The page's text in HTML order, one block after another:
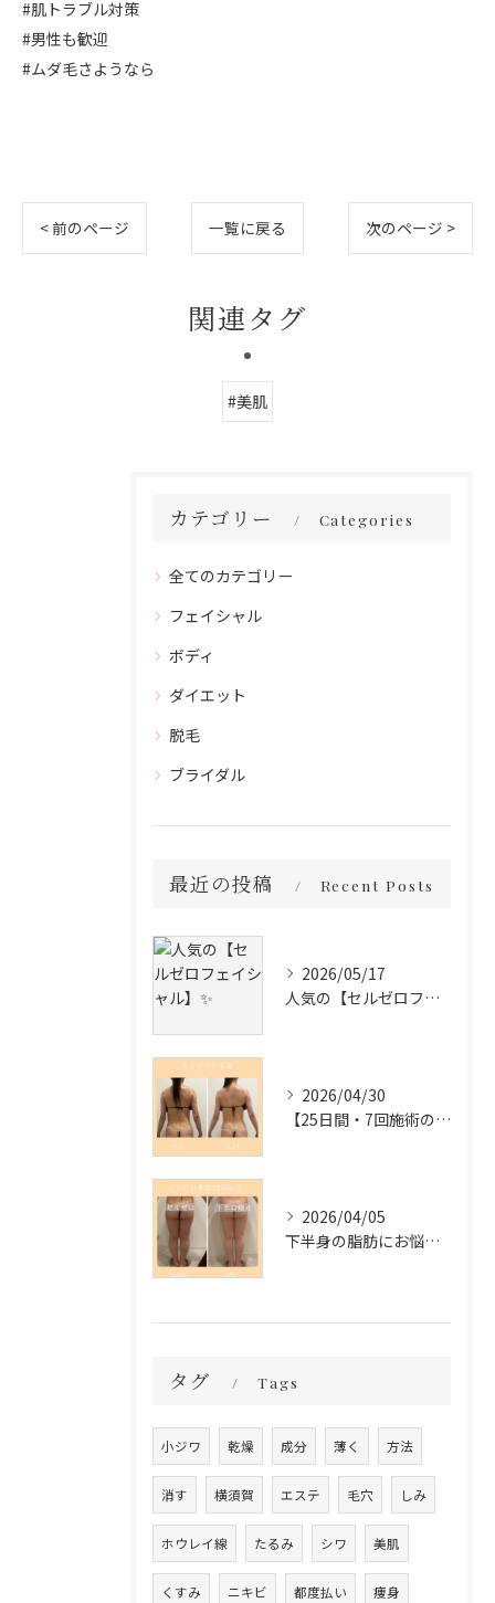
#肌トラブル対策
#男性も歓迎
#ムダ毛さようなら
< 前のページ 一覧に戻る 次のページ >
関連タグ
#美肌
カテゴリー Categories
全てのカテゴリー
フェイシャル
ボディ
ダイエット
脱毛
ブライダル
最近の投稿 Recent Posts
2026/05/17
人気の【セルゼロフェイシャル】✨
2026/04/30
【25日間・7回施術の変化✨】
2026/04/05
下半身の脂肪にお悩みの方必見❣️
タグ Tags
小ジワ 乾燥 成分 薄く 方法
消す 横須賀 エステ 毛穴 しみ
ホウレイ線 たるみ シワ 美肌
くすみ ニキビ 都度払い 痩身